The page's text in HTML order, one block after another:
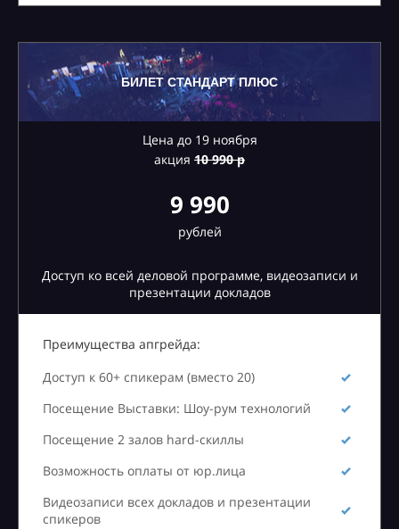
БИЛЕТ СТАНДАРТ ПЛЮС
Цена до 19 ноября
акция 10990 р
9 990
рублей
Доступ ко всей деловой программе, видеозаписи и
презентации докладов
Преимущества апгрейда:
Доступ к 60+ спикерам (вместо 20)
Посещение Выставки: Шоу-рум технологий
Посещение 2 залов hard-скиллы
Возможность оплаты от юр.лица
Видеозаписи всех докладов и презентации
спикеров